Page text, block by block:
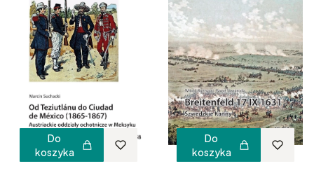
Do
koszyka
Do
koszyka